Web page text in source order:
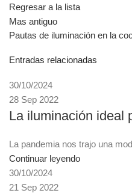
Regresar a la lista
Mas antiguo
Pautas de iluminación en la
Entradas relacionadas
30/10/2024
28 Sep 2022
La iluminación ideal
La pandemia nos trajo una
Continuar leyendo
30/10/2024
21 Sep 2022